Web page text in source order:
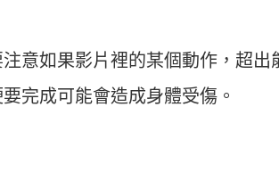
意如果影片裡的某個動作，超出
完成可能會造成身體受傷。